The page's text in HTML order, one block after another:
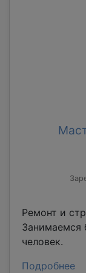
Ремонт и
Занимаемся
человек.
Подробнее